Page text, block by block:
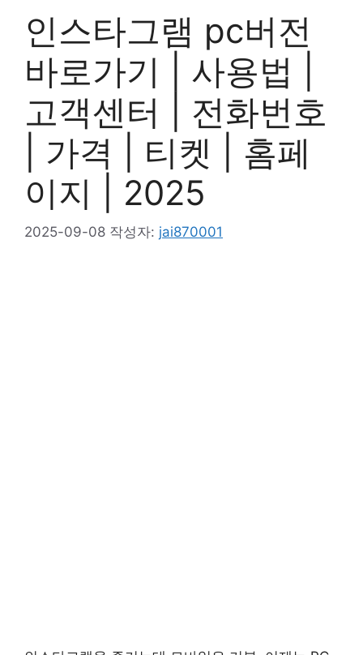
인스타그램 pc버전
바로가기 | 사용법 |
고객센터 | 전화번호
| 가격 | 티켓 | 홈페
이지 | 2025
2025-09-08 작성자: jai870001